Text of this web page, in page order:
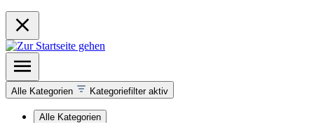
Alle Kategorien Kategoriefilter aktiv
Alle Kategorien